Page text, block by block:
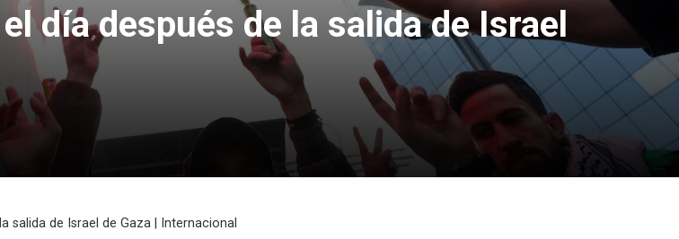
día después de la salida de Israel
salida de Israel de Gaza | Internacional